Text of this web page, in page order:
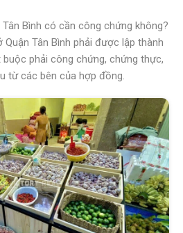
Bình có cần công chứng không?
Tân Bình phải được lập thành
phải công chứng, chứng thực,
từ các bên của hợp đồng.